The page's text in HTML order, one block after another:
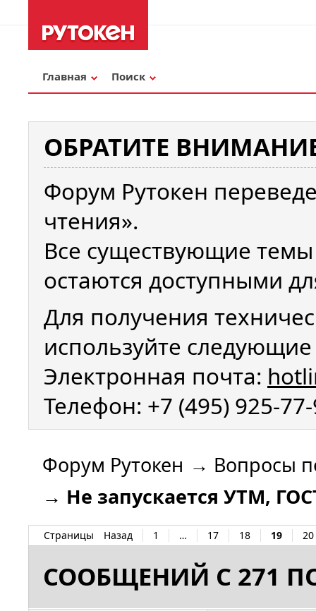
Главная Поиск
ОБРАТИТЕ
Форум Рутокен
чтения».
Все существующие
остаются доступными
Для получения
используйте
Электронная почта:
Телефон: +7 (495) 925-
Форум Рутокен → Вопросы
→ Не запускается УТМ,
Страницы Назад 1 … 17 18 19 20
СООБЩЕНИЙ С 271